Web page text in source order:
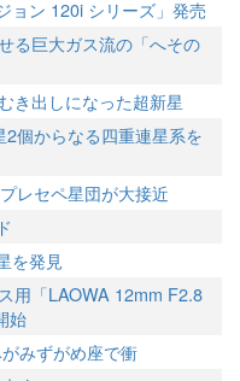
ョン 120i シリーズ」発売
る巨大ガス流の「へその
き出しになった超新星
個からなる四重連星系を
レセペ星団が大接近
を発見
用「LAOWA 12mm F2.8
始
みずがめ座で衝